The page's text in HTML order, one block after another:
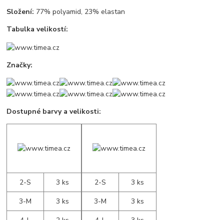
Složení: 77% polyamid, 23% elastan
Tabulka velikostí:
Značky:
Dostupné barvy a velikosti:
2-S
3 ks
3-M
3 ks
2-S
3 ks
3-M
3 ks